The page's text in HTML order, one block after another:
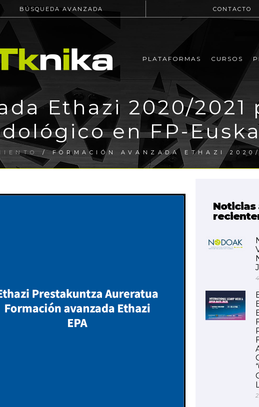
BÚSQUEDA AVANZADA CONTACTO
PLATAFORMAS CURSOS
Ethazi 2020/2021
en FP-
/ FORMACIÓN AVANZADA ETHAZI
Noticias